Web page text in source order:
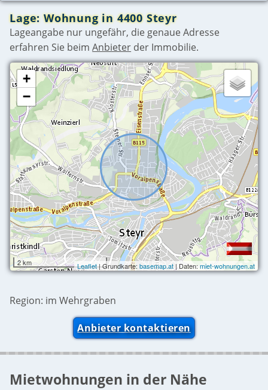
Lage: Wohnung in 4400 Steyr
Lageangabe nur ungefähr, die genaue Adresse
erfahren Sie beimAnbieter der Immobilie.
+
−
2 km Leaflet| Grundkarte: basemap.at| Daten:miet-wohnungen.at
Region: im Wehrgraben
Anbieter kontaktieren
Mietwohnungen in der Nähe